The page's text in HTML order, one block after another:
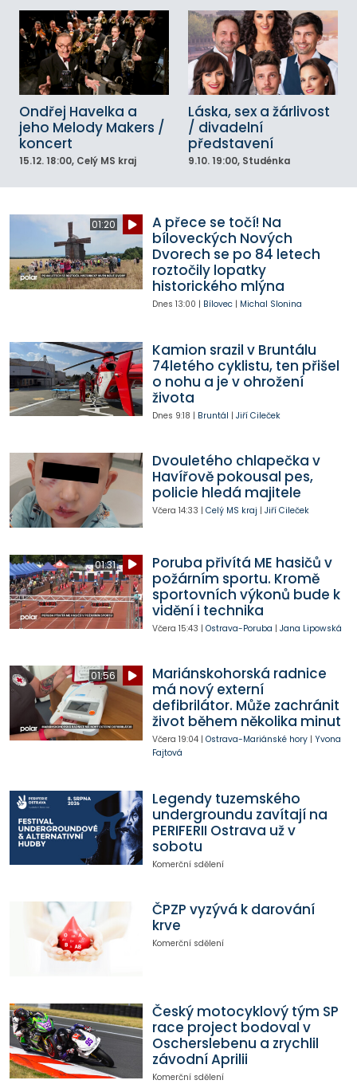
Ondřej Havelka a
jeho Melody Makers /
koncert
15.12. 18:00, Celý MS kraj
Láska, sex a žárlivost
/ divadelní
představení
9.10. 19:00, Studénka
01:20
A přece se točí! Na
bíloveckých Nových
Dvorech se po 84 letech
roztočily lopatky
historického mlýna
Dnes 13:00 | Bílovec| Michal Slonina
Kamion srazil v Bruntálu
74letého cyklistu, ten přišel
o nohu a je v ohrožení
života
Dnes 9:18 | Bruntál | Jiří Cileček
Dvouletého chlapečka v
Havířově pokousal pes,
policie hledá majitele
Včera 14:33 | Celý MS kraj | Jiří Cileček
01:31
Poruba přivítá ME hasičů v
požárním sportu. Kromě
sportovních výkonů bude k
vidění i technika
Včera 15:43 | Ostrava-Poruba | Jana Lipowská
01:56
Mariánskohorská radnice
má nový externí
defibrilátor. Může zachránit
život během několika minut
Včera 19:04| Ostrava-Mariánské hory| Yvona
Fajtová
Legendy tuzemského
undergroundu zavítají na
PERIFERII Ostrava už v
sobotu
Komerční sdělení
ČPZP vyzývá k darování
krve
Komerční sdělení
Český motocyklový tým SP
race project bodoval v
Oscherslebenu a zrychlil
závodní Aprilii
Komerční sdělení